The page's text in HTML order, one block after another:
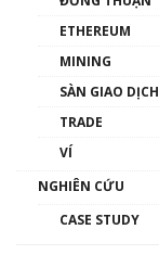
ETHEREUM
MINING
SÀN GIAO DỊCH
TRADE
VÍ
NGHIÊN CỨU
CASE STUDY